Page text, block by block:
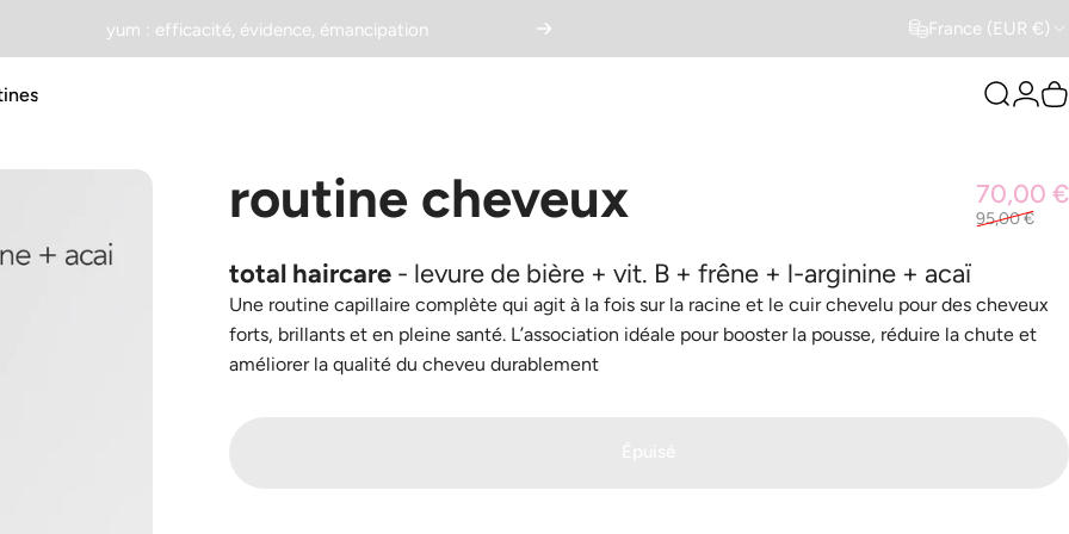
yum : efficacité, évidence, émancipation France (EUR €)
routine cheveux 70,00 €
95,00 €
total haircare- levure de bière + vit. B + frêne + l-arginine + acaï
Une routine capillaire complète qui agit à la fois sur la racine et le cuir chevelu pour des cheveux
forts, brillants et en pleine santé. L’association idéale pour booster la pousse, réduire la chute et
améliorer la qualité du cheveu durablement